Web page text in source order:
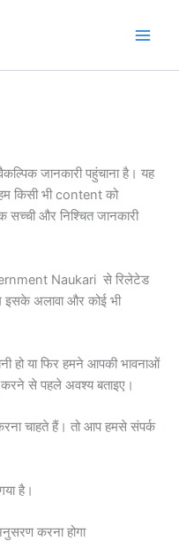
जानकारी पहुंचाना है। यह
किसी भी content को
और निश्चित जानकारी
Naukari से रिलेटेड
अलावा और कोई भी
हो या फिर हमने आपकी भावनाओं
से पहले अवश्य बताइए।
चाहते हैं। तो आप हमसे संपर्क
है।
करना होगा